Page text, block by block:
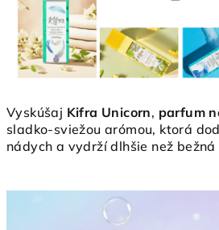
Vyskúšaj Kifra Unicorn, parfum
sladko-sviežou arómou, ktorá
nádych a vydrží dlhšie než